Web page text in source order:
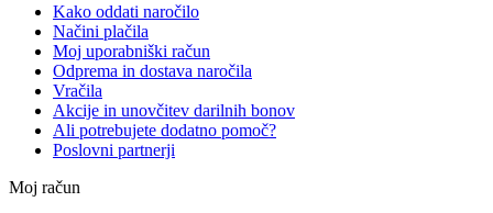
Kako oddati naročilo
Načini plačila
Moj uporabniški račun
Odprema in dostava naročila
Vračila
Akcije in unovčitev darilnih bonov
Ali potrebujete dodatno pomoč?
Poslovni partnerji
Moj račun